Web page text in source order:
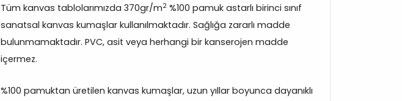
Tüm kanvas tablolarımızda 370gr/m2 %100 pamuk astarlı birinci sınıf
sanatsal kanvas kumaşlar kullanılmaktadır. Sağlığa zararlı madde
bulunmamaktadır. PVC, asit veya herhangi bir kanserojen madde
içermez.
%100 pamuktan üretilen kanvas kumaşlar, uzun yıllar boyunca dayanıklı